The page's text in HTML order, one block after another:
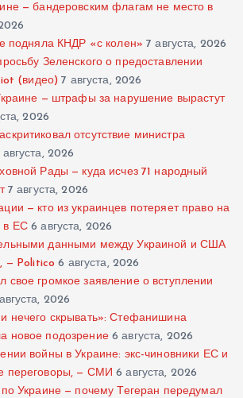
— бандеровским флагам не место в
подняла КНДР «с колен» 7 августа, 2026
Зеленского о предоставлении
(видео) 7 августа, 2026
— штрафы за нарушение вырастут
2026
отсутствие министра
августа, 2026
Рады — куда исчез 71 народный
7 августа, 2026
— кто из украинцев потеряет право на
в ЕС 6 августа, 2026
данными между Украиной и США
— Politico 6 августа, 2026
свое громкое заявление о вступлении
2026
нечего скрывать»: Стефанишина
новое подозрение 6 августа, 2026
войны в Украине: экс-чиновники ЕС и
переговоры, — СМИ 6 августа, 2026
по Украине — почему Тегеран передумал